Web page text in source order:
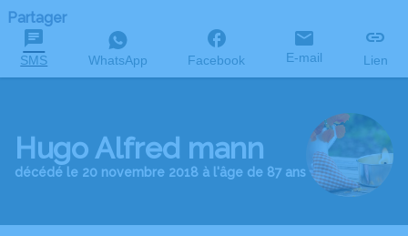
Partager
SMS WhatsApp Facebook E-mail Lien
Hugo Alfred mann
décédé le 20 novembre 2018 à l'âge de 87 ans